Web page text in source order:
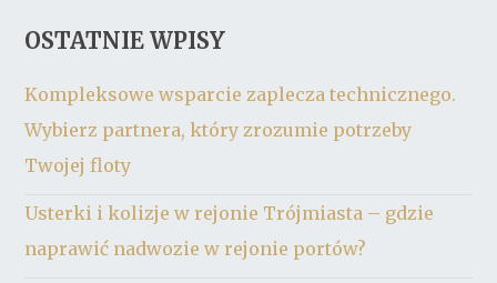
OSTATNIE WPISY
Kompleksowe wsparcie zaplecza technicznego.
Wybierz partnera, który zrozumie potrzeby
Twojej floty
Usterki i kolizje w rejonie Trójmiasta – gdzie
naprawić nadwozie w rejonie portów?